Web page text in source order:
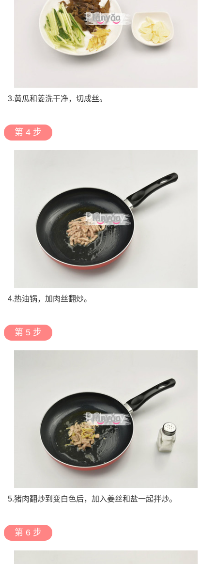
3.黄瓜和姜洗干净，切成丝。
第 4 步
4.热油锅，加肉丝翻炒。
第 5 步
5.猪肉翻炒到变白色后，加入姜丝和盐一起拌炒。
第 6 步